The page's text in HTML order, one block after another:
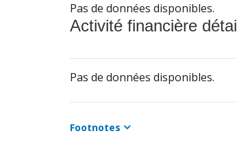
Pas de données disponibles.
Activité financière
Pas de données disponibles.
Footnotes